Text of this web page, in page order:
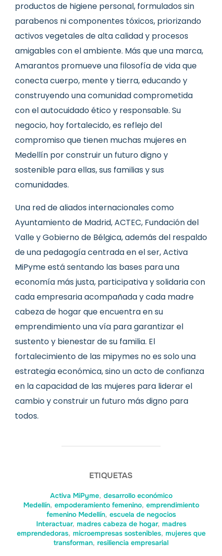
productos de higiene personal, formulados sin
parabenos ni componentes tóxicos, priorizando
activos vegetales de alta calidad y procesos
amigables con el ambiente. Más que una marca,
Amarantos promueve una filosofía de vida que
conecta cuerpo, mente y tierra, educando y
construyendo una comunidad comprometida
con el autocuidado ético y responsable. Su
negocio, hoy fortalecido, es reflejo del
compromiso que tienen muchas mujeres en
Medellín por construir un futuro digno y
sostenible para ellas, sus familias y sus
comunidades.
Una red de aliados internacionales como
Ayuntamiento de Madrid, ACTEC, Fundación del
Valle y Gobierno de Bélgica, además del respaldo
de una pedagogía centrada en el ser, Activa
MiPyme está sentando las bases para una
economía más justa, participativa y solidaria con
cada empresaria acompañada y cada madre
cabeza de hogar que encuentra en su
emprendimiento una vía para garantizar el
sustento y bienestar de su familia. El
fortalecimiento de las mipymes no es solo una
estrategia económica, sino un acto de confianza
en la capacidad de las mujeres para liderar el
cambio y construir un futuro más digno para
todos.
ETIQUETAS
Activa MiPyme, desarrollo económico
Medellín, empoderamiento femenino, emprendimiento
femenino Medellín, escuela de negocios
Interactuar, madres cabeza de hogar, madres
emprendedoras, microempresas sostenibles, mujeres que
transforman, resiliencia empresarial